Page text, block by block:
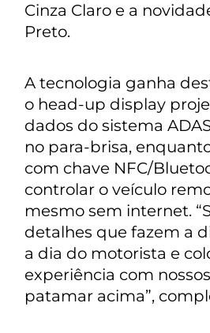
Cinza Claro e a
Preto.
A tecnologia ganha
o head-up display
dados do sistema
no para-brisa,
com chave NFC/
controlar o veículo
mesmo sem internet.
detalhes que fazem a
a dia do motorista e
experiência com
patamar acima”,